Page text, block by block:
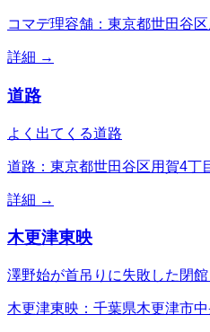
コマデ理容舗：東京都世田谷区
詳細 →
道路
よく出てくる道路
道路：東京都世田谷区用賀4丁
詳細 →
木更津東映
澤野始が首吊りに失敗した閉
木更津東映：千葉県木更津市中